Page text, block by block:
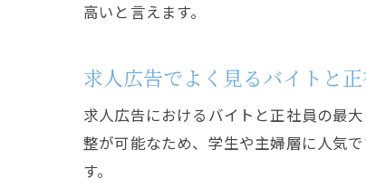
高いと言えます。
求人広告でよく見るバイトと
求人広告におけるバイトと正社員の最
整が可能なため、学生や主婦層に人気
す。